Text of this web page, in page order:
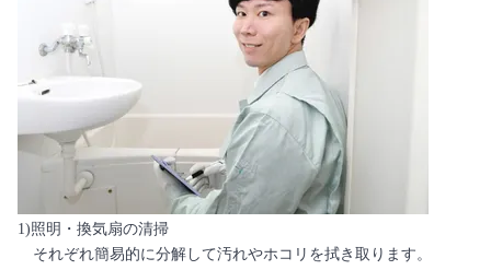
1)照明・換気扇の清掃
それぞれ簡易的に分解して汚れやホコリを拭き取ります。